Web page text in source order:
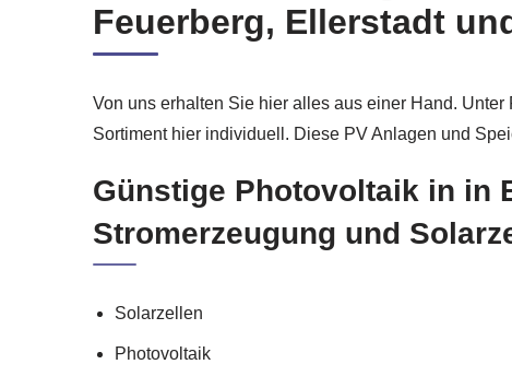
Feuerberg, Ellerstadt
Von uns erhalten Sie hier alles aus einer Hand.
Sortiment hier individuell. Diese PV Anlagen und
Günstige Photovoltaik in in
Stromerzeugung und
Solarzellen
Photovoltaik